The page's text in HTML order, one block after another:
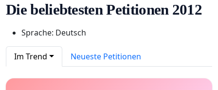
Die beliebtesten Petitionen 2012
Sprache: Deutsch
Im Trend Neueste Petitionen